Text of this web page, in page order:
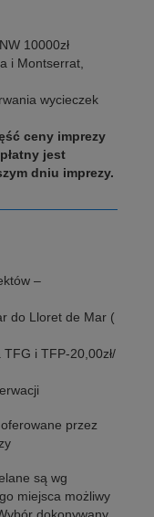
10000zł
i Montserrat,
wycieczek
ceny imprezy
jest
dniu imprezy.
–
do Lloret de Mar (
i TFP-20,00zł/
przez
są wg
miejsca możliwy